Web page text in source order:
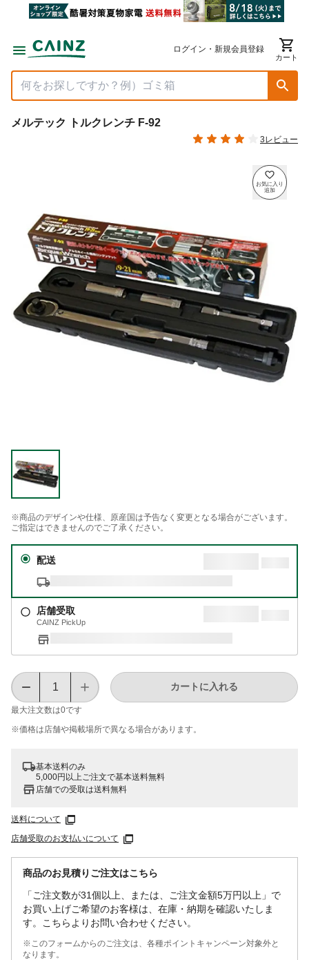
ログイン・新規会員登録
カート
メルテック トルクレンチ F-92
3レビュー
※商品のデザインや仕様、原産国は予告なく変更となる場合がございます。
ご指定はできませんのでご了承ください。
配送
店舗受取
CAINZ PickUp
最大注文数は0です
カートに入れる
※価格は​店舗や​掲載場所で​異なる​場合が​あります。
基本送料のみ
5,000円以上ご注文で基本送料無料
店舗での受取は送料無料
送料について
店舗受取のお支払いについて
商品のお見積りご注文はこちら
「ご注文数が31個以上、または、ご注文金額5万円以上」で
お買い上げご希望のお客様は、在庫・納期を確認いたしま
す。こちらよりお問い合わせください。
※このフォームからのご注文は、各種ポイントキャンペーン対象外と
なります。